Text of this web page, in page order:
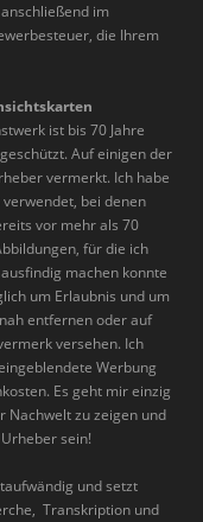
im
die Ihrem
ist bis 70 Jahre
Auf einigen der
vermerkt. Ich habe
bei denen
vor mehr als 70
für die ich
machen konnte
um Erlaubnis und um
entfernen oder auf
versehen. Ich
Werbung
Es geht mir einzig
Nachwelt zu zeigen und
sein!
und setzt
Transkription und